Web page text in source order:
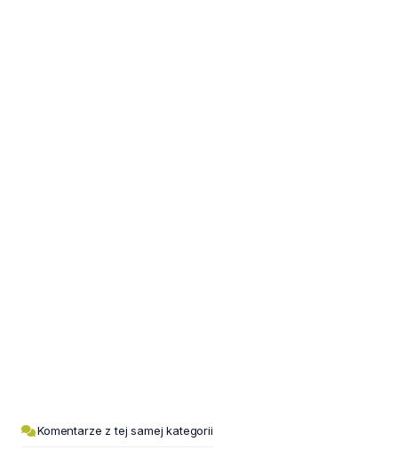
Komentarze z tej samej kategorii